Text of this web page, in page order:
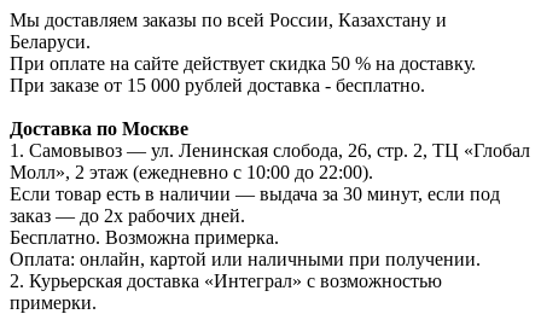
Мы доставляем заказы по всей России, Казахстану и
Беларуси.
При оплате на сайте действует скидка 50 % на доставку.
При заказе от 15 000 рублей доставка - бесплатно.
Доставка по Москве
1. Самовывоз — ул. Ленинская слобода, 26, стр. 2, ТЦ «Глобал
Молл», 2 этаж (ежедневно с 10:00 до 22:00).
Если товар есть в наличии — выдача за 30 минут, если под
заказ — до 2х рабочих дней.
Бесплатно. Возможна примерка.
Оплата: онлайн, картой или наличными при получении.
2. Курьерская доставка «Интеграл» с возможностью
примерки.